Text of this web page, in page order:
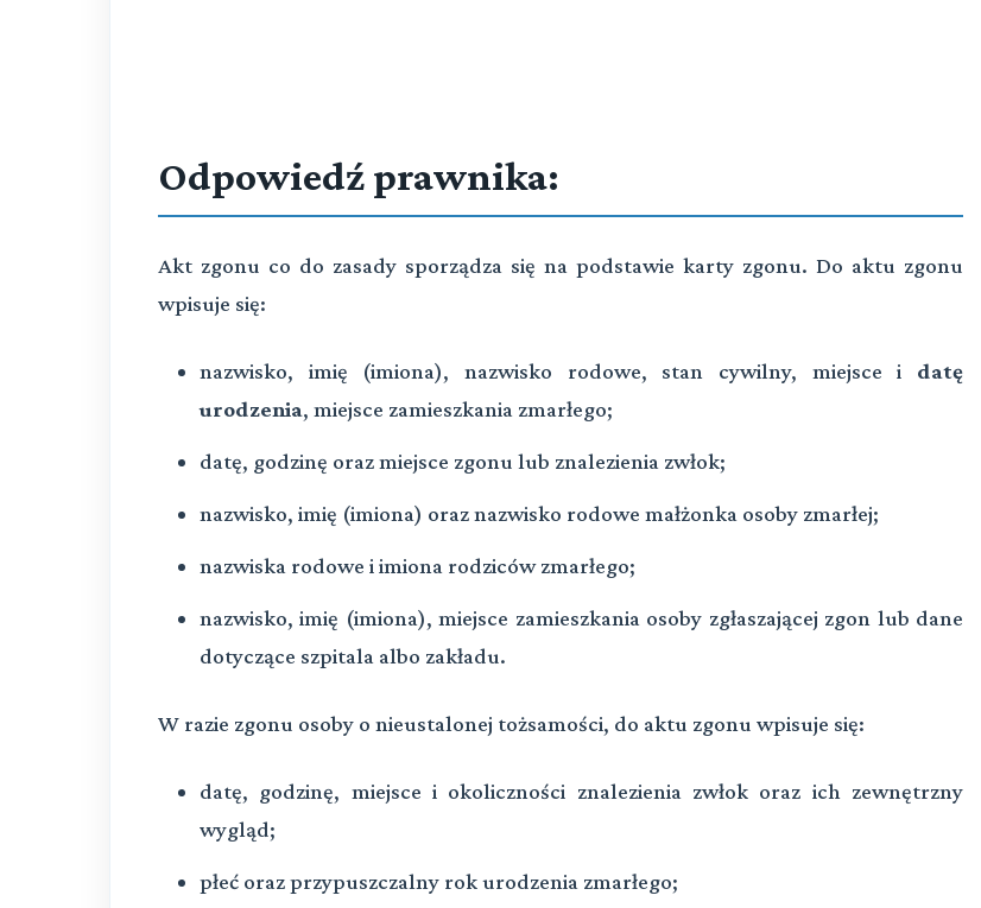
Odpowiedź prawnika:
Akt zgonu co do zasady sporządza się na podstawie karty zgonu. Do aktu zgonu
wpisuje się:
nazwisko, imię (imiona), nazwisko rodowe, stan cywilny, miejsce i datę
urodzenia, miejsce zamieszkania zmarłego;
datę, godzinę oraz miejsce zgonu lub znalezienia zwłok;
nazwisko, imię (imiona) oraz nazwisko rodowe małżonka osoby zmarłej;
nazwiska rodowe i imiona rodziców zmarłego;
nazwisko, imię (imiona), miejsce zamieszkania osoby zgłaszającej zgon lub dane
dotyczące szpitala albo zakładu.
W razie zgonu osoby o nieustalonej tożsamości, do aktu zgonu wpisuje się:
datę, godzinę, miejsce i okoliczności znalezienia zwłok oraz ich zewnętrzny
wygląd;
płeć oraz przypuszczalny rok urodzenia zmarłego;